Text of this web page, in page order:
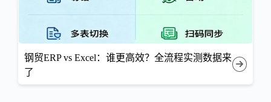
钢贸ERP vs Excel：谁更高效？全流程实测数据来
了